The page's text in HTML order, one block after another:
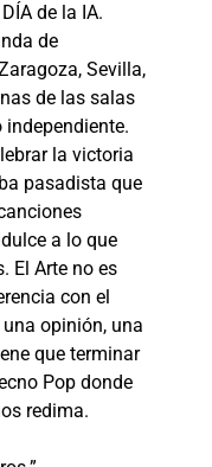
de la IA.
de
Sevilla,
de las salas
la victoria
pasadista que
a lo que
El Arte no es
con el
opinión, una
que terminar
Pop donde
redima.